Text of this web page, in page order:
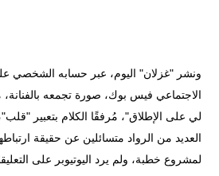
ونشر "غزلان" اليوم، عبر حسابه الشخصي
الاجتماعي فيس بوك، صورة تجمعه
لي على الإطلاق"، مُرفقًا الكلام بتعبير
العديد من الرواد متسائلين عن حقيقة
لمشروع خطبة، ولم يرد اليوتيوبر على